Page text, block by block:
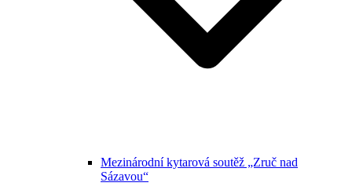
Mezinárodní kytarová soutěž „Zruč nad
Sázavou“